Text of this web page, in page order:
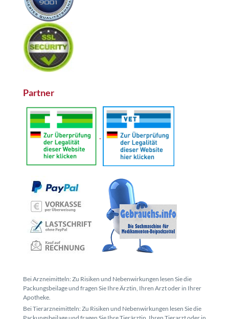
Partner
Bei Arzneimitteln: Zu Risiken und Nebenwirkungen lesen Sie die
Packungsbeilage und fragen Sie Ihre Ärztin, Ihren Arzt oder in Ihrer
Apotheke.
Bei Tierarzneimitteln: Zu Risiken und Nebenwirkungen lesen Sie die